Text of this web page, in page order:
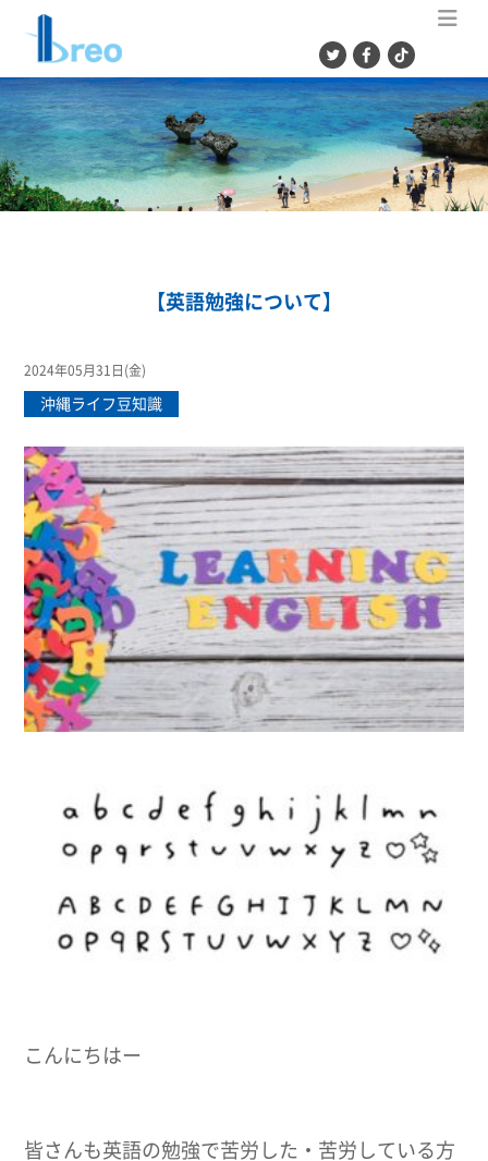
【英語勉強について】
2024年05月31日(金)
沖縄ライフ豆知識
こんにちはー
皆さんも英語の勉強で苦労した・苦労している方